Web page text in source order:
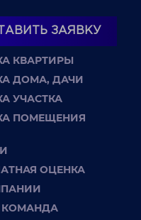
ЗАЯВКУ
КВАРТИРЫ
ДОМА, ДАЧИ
УЧАСТКА
ПОМЕЩЕНИЯ
ОЦЕНКА